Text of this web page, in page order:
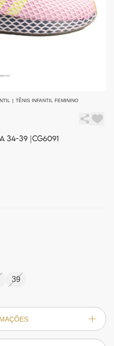
| TÊNIS INFANTIL FEMININO
34-39 |CG6091
39